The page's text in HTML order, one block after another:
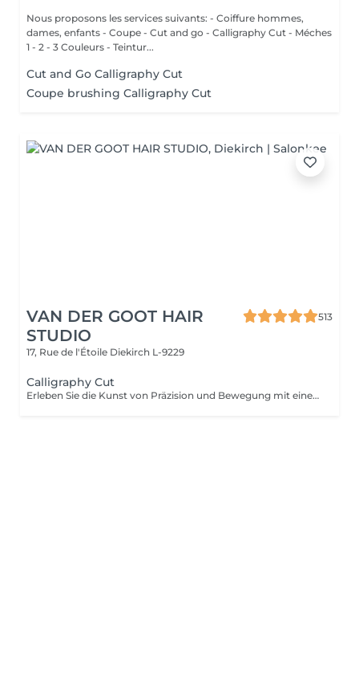
Nous proposons les services suivants: - Coiffure hommes,
dames, enfants - Coupe - Cut and go - Calligraphy Cut - Méches
1 - 2 - 3 Couleurs - Teintur...
Cut and Go Calligraphy Cut
Coupe brushing Calligraphy Cut
VAN DER GOOT HAIR
STUDIO
513
17, Rue de l'Étoile Diekirch L-9229
Calligraphy Cut
Erleben Sie die Kunst von Präzision und Bewegung mit einem Calligraphy Cut. Durch eine einzigartige Technik mit einer speziell angewinkelten Klinge wird jede Strähne so geschnitten, dass weiche, fließende Stufen entstehen und natürliches Volumen, Struktur und eine mühelose Form erhalten. Ideal, um Fülle zu verstärken, das Gesicht sanft zu umrahmen und dem Haar ein leichtes, luftiges Gefühl zu verleihen. Das Ergebnis ist ein moderner, dynamischer und perfekt ausgearbeiteter Look.